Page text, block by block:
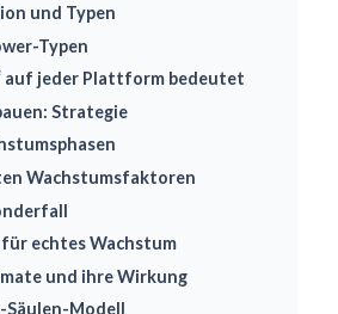
und Typen
Typen
auf jeder Plattform bedeutet
Strategie
Wachstumsfaktoren
echtes Wachstum
und ihre Wirkung
Modell